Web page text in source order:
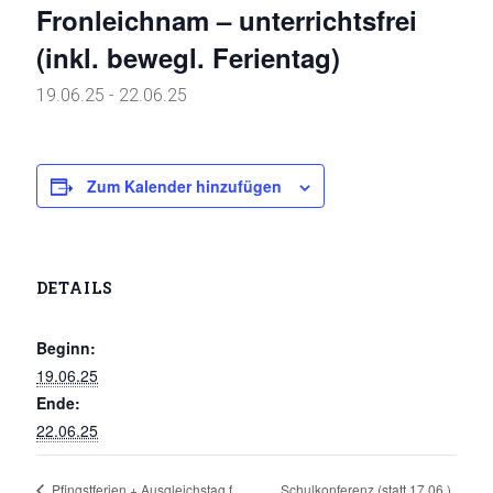
Fronleichnam – unterrichtsfrei
(inkl. bewegl. Ferientag)
19.06.25 - 22.06.25
Zum Kalender hinzufügen
DETAILS
Beginn:
19.06.25
Ende:
22.06.25
Schulkonferenz (statt 17.06.)